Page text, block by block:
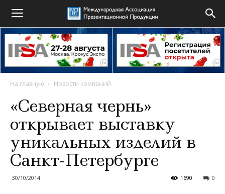
На главную Новости компаний
«Северная чернь»
открывает выставку
уникальных изделий в
Санкт-Петербурге
30/10/2014 0
1690